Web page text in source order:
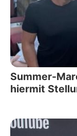
Summer-
hiermit